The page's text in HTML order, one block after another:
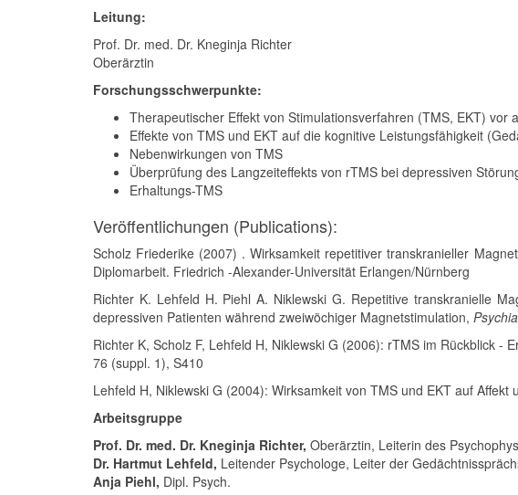
Leitung:
Prof. Dr. med. Dr. Kneginja Richter
Oberärztin
Forschungsschwerpunkte:
Therapeutischer Effekt von Stimulationsverfahren (TMS, EKT) vor
Effekte von TMS und EKT auf die kognitive Leistungsfähigkeit
Nebenwirkungen von TMS
Überprüfung des Langzeiteffekts von rTMS bei depressiven
Erhaltungs-TMS
Veröffentlichungen (Publications):
Scholz Friederike (2007) . Wirksamkeit repetitiver transkranieller
Diplomarbeit. Friedrich -Alexander-Universität Erlangen/Nürnberg
Richter K. Lehfeld H. Piehl A. Niklewski G. Repetitive transkranielle
depressiven Patienten während zweiwöchiger Magnetstimulation,
Richter K, Scholz F, Lehfeld H, Niklewski G (2006): rTMS im Rückblick -
76 (suppl. 1), S410
Lehfeld H, Niklewski G (2004): Wirksamkeit von TMS und EKT auf
Arbeitsgruppe
Prof. Dr. med. Dr. Kneginja Richter, Oberärztin, Leiterin des
Dr. Hartmut Lehfeld, Leitender Psychologe, Leiter der
Anja Piehl, Dipl. Psych.